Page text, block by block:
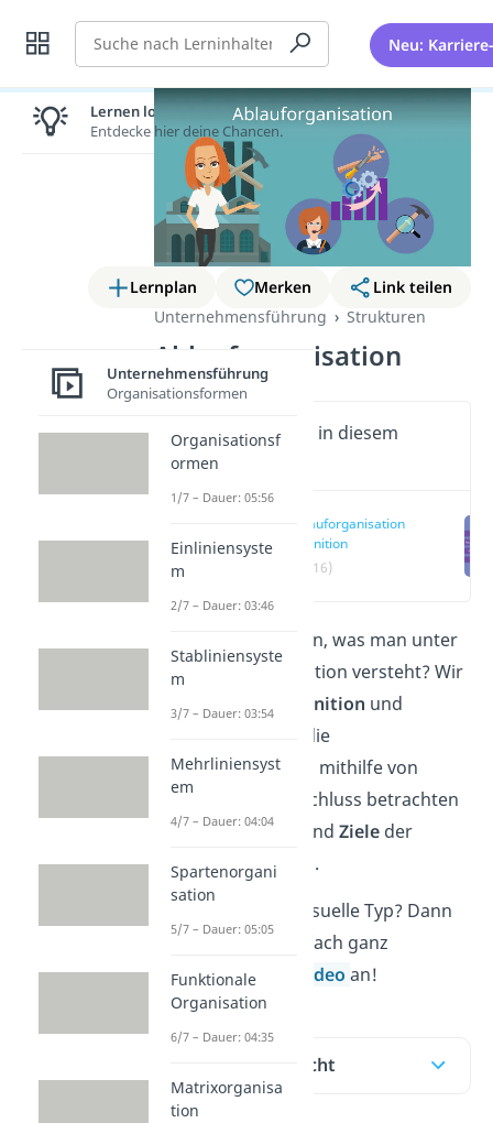
Suche Neu:
Lernplan Merken
Link teilen
Unternehmensführung
Strukturen
Ablauforganisation
Wichtige Inhalte in diesem
Video
Ablauforganisation
Definition
(00:16)
Du möchtest wissen, was man unter
der Ablauforganisation versteht? Wir
geben dir eine
Definition und
veranschaulichen die
Organisationsform mithilfe von
Beispielen
. Im Anschluss betrachten
wir dieAufgaben undZiele der
Ablauforganisation.
Du bist eher der visuelle Typ? Dann
schau dir doch einfach ganz
entspannt unser
Video an!
Inhaltsübersicht
Lernen lohnt sich!
Entdecke hier deine Chancen.
Unternehmensführung
Organisationsformen
Organisationsf
ormen
1/7 – Dauer: 05:56
Einliniensyste
m
2/7 – Dauer: 03:46
Stabliniensyste
m
3/7 – Dauer: 03:54
Mehrliniensyst
em
4/7 – Dauer: 04:04
Spartenorgani
sation
5/7 – Dauer: 05:05
Funktionale
Organisation
6/7 – Dauer: 04:35
Matrixorganisa
tion